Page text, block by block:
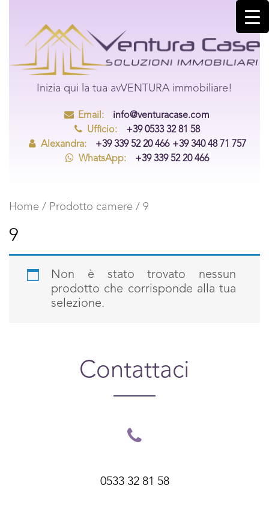
Inizia qui la tua avVENTURA immobiliare!
Email:
info@venturacase.com
Ufficio:
+39 0533 32 81 58
Alexandra:
+39 339 52 20 466 +39 340 48 71 757
WhatsApp:
+39 339 52 20 466
Home / Prodotto camere / 9
9
Non è stato trovato nessun
prodotto che corrisponde alla tua
selezione.
Contattaci
0533 32 81 58